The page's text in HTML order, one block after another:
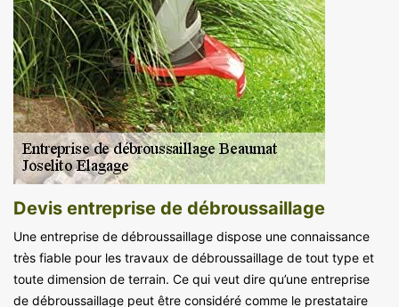
Devis entreprise de débroussaillage
Une entreprise de débroussaillage dispose une connaissance
très fiable pour les travaux de débroussaillage de tout type et
toute dimension de terrain. Ce qui veut dire qu’une entreprise
de débroussaillage peut être considéré comme le prestataire